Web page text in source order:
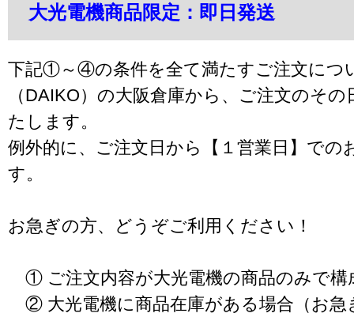
大光電機商品限定：即日発送
下記①～④の条件を全て満たすご注文につ
（DAIKO）の大阪倉庫から、ご注文のそ
たします。
例外的に、ご注文日から【１営業日】での
す。
お急ぎの方、どうぞご利用ください！
① ご注文内容が大光電機の商品のみで構
② 大光電機に商品在庫がある場合（お急